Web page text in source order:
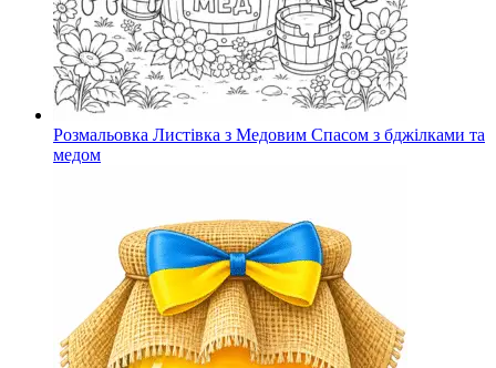
Розмальовка Листівка з Медовим Спасом з бджілками та
медом